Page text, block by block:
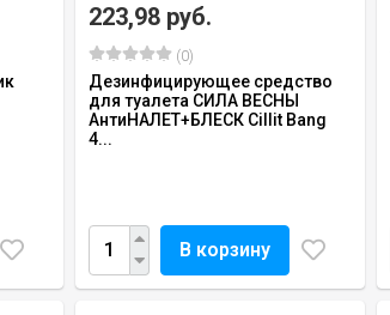
223,98 руб.
(0)
Дезинфицирующее средство
для туалета СИЛА ВЕСНЫ
АнтиНАЛЕТ+БЛЕСК Cillit Bang
4...
В корзину